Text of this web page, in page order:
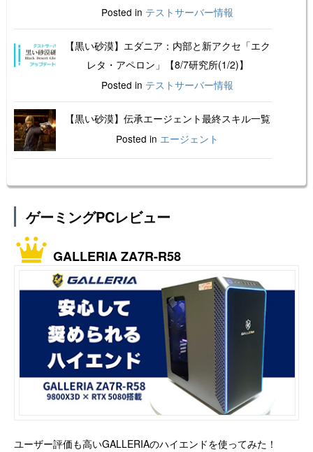
Posted in テストサーバー情報
【黒い砂漠】エダニア：内部と新アクセ「エク
レタ・アペロン」【8/7研究所(1/2)】
Posted in テストサーバー情報
【黒い砂漠】伝承エージェント最終スキル一覧
Posted in エージェント
ゲーミングPCレビュー
GALLERIA ZA7R-R58
ユーザー評価も高いGALLERIAのハイエンドを使ってみた！